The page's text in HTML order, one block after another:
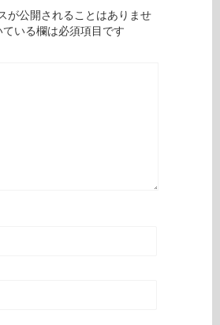
が公開されることはありませ
ている欄は必須項目です